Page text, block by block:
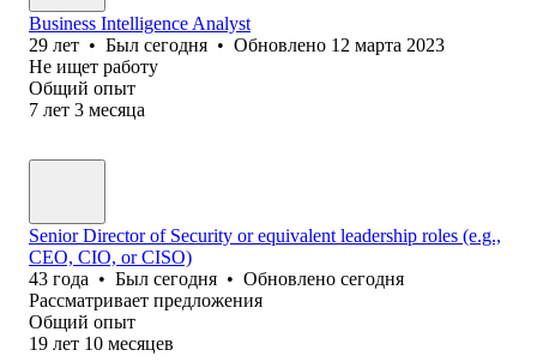
Business Intelligence Analyst
29 лет • Был сегодня • Обновлено 12 марта 2023
Не ищет работу
Общий опыт
7 лет 3 месяца
Senior Director of Security or equivalent leadership roles (e.g.,
CEO, CIO, or CISO)
43 года • Был сегодня • Обновлено сегодня
Рассматривает предложения
Общий опыт
19 лет 10 месяцев